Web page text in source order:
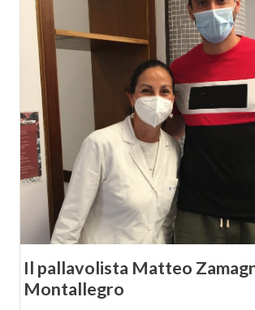
Il pallavolista Matteo
Montallegro